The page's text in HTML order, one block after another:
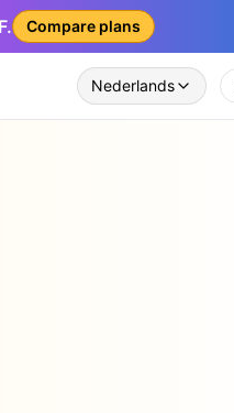
Compare plans
Nederlands